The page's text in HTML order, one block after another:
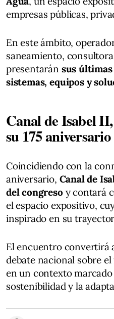
empresas públicas,
En este ámbito,
saneamiento,
presentarán sus
sistemas, equipos y
Canal de Isabel
su 175 aniversario
Coincidiendo con la
aniversario, Canal de
del congresoy contará
el espacio expositivo,
inspirado en su
El encuentro convertirá
debate nacional sobre
en un contexto
sostenibilidad y la